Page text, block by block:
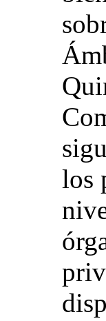
los